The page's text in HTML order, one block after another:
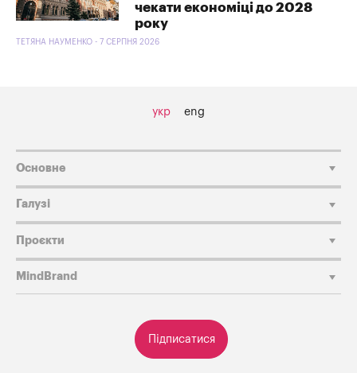
чекати економіці до 2028
року
ТЕТЯНА НАУМЕНКО - 7 СЕРПНЯ 2026
укр eng
Підписатися
Основне
Галузі
Проєкти
MindBrand